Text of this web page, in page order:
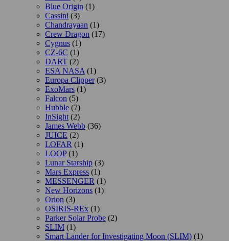
Blue Origin (1)
Cassini (3)
Chandrayaan (1)
Crew Dragon (17)
Cygnus (1)
CZ-6C (1)
DART (2)
ESA NASA (1)
Europa Clipper(3)
ExoMars (1)
Falcon (5)
Hubble (7)
InSight (2)
James Webb (36)
JUICE (2)
LOFAR (1)
LOOP(1)
Lunar Starship (3)
Mars Express (1)
MESSENGER (1)
New Horizons (1)
Orion (3)
OSIRIS-REx (1)
Parker Solar Probe (2)
SLIM (1)
Smart Lander for Investigating Moon (SLIM) (1)